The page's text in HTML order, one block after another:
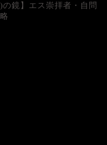
の鏡】エス崇拝者・自問